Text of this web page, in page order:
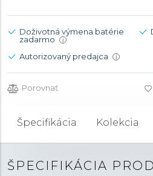
Doživotná výmena batérie
zadarmo
i
Autorizovaný predajca i
Porovnať
Špecifikácia Kolekcia
ŠPECIFIKÁCIA